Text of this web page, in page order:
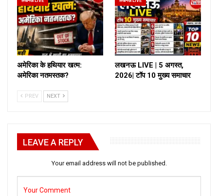
अमेरिका के हथियार खत्म:
अमेरिका नतमस्तक?
लखनऊ LIVE | 5 अगस्त,
2026| टॉप 10 मुख्य समाचार
PREV NEXT
LEAVE A REPLY
Your email address will not be published.